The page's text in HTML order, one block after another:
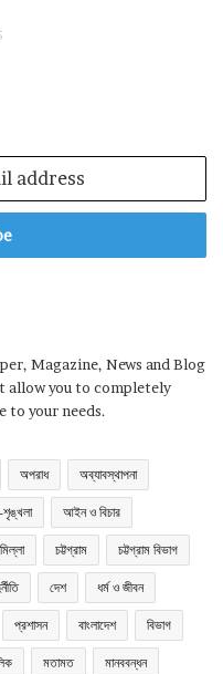
Magazine, News and Blog
allow you to completely
to your needs.
অপরাধ অব্যাবস্থাপনা
আইন ও বিচার
চট্টগ্রাম চট্টগ্রাম বিভাগ
দেশ ধর্ম ও জীবন
প্রশাসন বাংলাদেশ বিভাগ
মতামত মানববন্ধন